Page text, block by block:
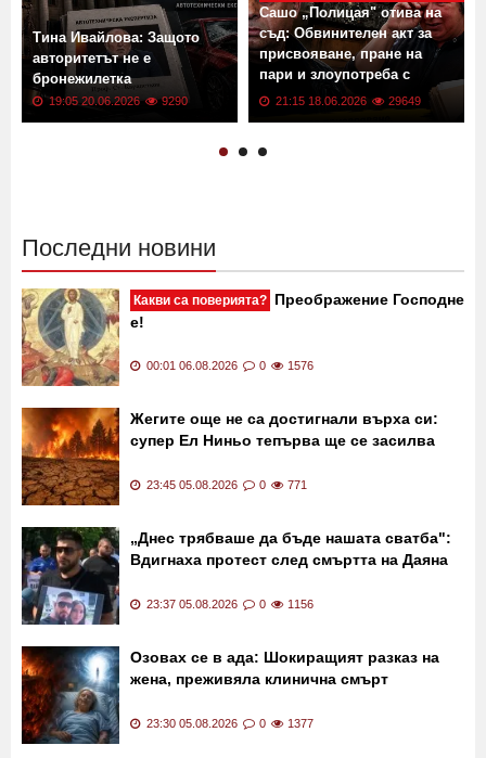
Тина Ивайлова: Защото
авторитетът не е
бронежилетка
19:05 20.06.2026 9290
Сашо „Полицая" отива на
съд: Обвинителен акт за
присвояване, пране на
пари и злоупотреба с
доверие
21:15 18.06.2026 29649
Последни новини
Какви са поверията? Преображение Господне
е!
00:01 06.08.2026 0 1576
Жегите още не са достигнали върха си:
супер Ел Ниньо тепърва ще се засилва
23:45 05.08.2026 0 771
„Днес трябваше да бъде нашата сватба":
Вдигнаха протест след смъртта на Даяна
23:37 05.08.2026 0 1156
Озовах се в ада: Шокиращият разказ на
жена, преживяла клинична смърт
23:30 05.08.2026 0 1377